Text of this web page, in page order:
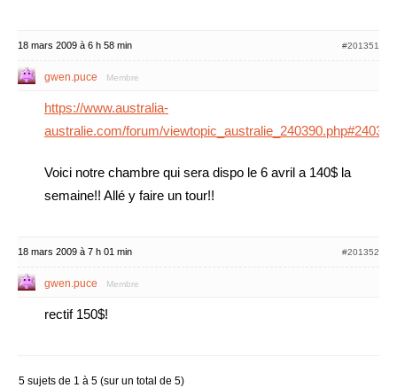
18 mars 2009 à 6 h 58 min #201351
gwen.puce Membre
https://www.australia-
australie.com/forum/viewtopic_australie_240390.php#240390
Voici notre chambre qui sera dispo le 6 avril a 140$ la
semaine!! Allé y faire un tour!!
18 mars 2009 à 7 h 01 min #201352
gwen.puce Membre
rectif 150$!
5 sujets de 1 à 5 (sur un total de 5)